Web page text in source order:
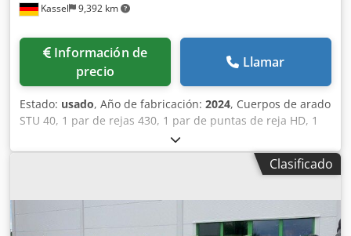
Kassel 9,392 km
Información de
precio
Llamar
Estado: usado, Año de fabricación: 2024, Cuerpos de arado
STU 40, 1 par de rejas 430, 1 par de puntas de reja HD, 1
par / vástago de abridor previo para altura de bastidor 80
para protección hidráulica contra sobrecarga, abridor
previo M2, 1 par / soportes para discos cortadores, disco
montaje de cuerpo con Codpfx Adst A Udystsrf
Clasificado